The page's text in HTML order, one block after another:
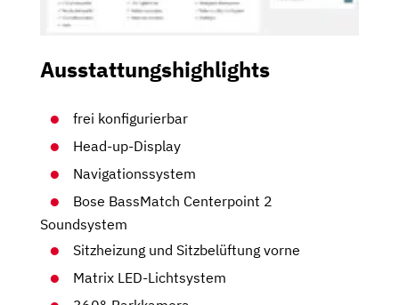
Ausstattungshighlights
frei konfigurierbar
Head-up-Display
Navigationssystem
Bose BassMatch Centerpoint 2
Soundsystem
Sitzheizung und Sitzbelüftung vorne
Matrix LED-Lichtsystem